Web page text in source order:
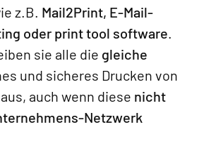
z.B. Mail2Print, E-Mail-
oder print tool software.
sie alle die gleiche
und sicheres Drucken von
auch wenn diese nicht
Netzwerk